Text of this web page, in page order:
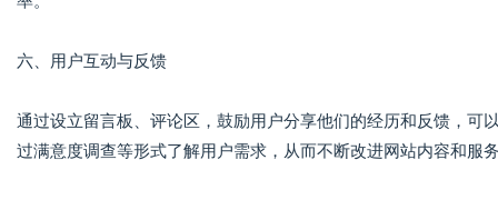
六、用户互动与反馈
通过设立留言板、评论区，鼓励用户分享他们的经历和反馈，可
过满意度调查等形式了解用户需求，从而不断改进网站内容和服